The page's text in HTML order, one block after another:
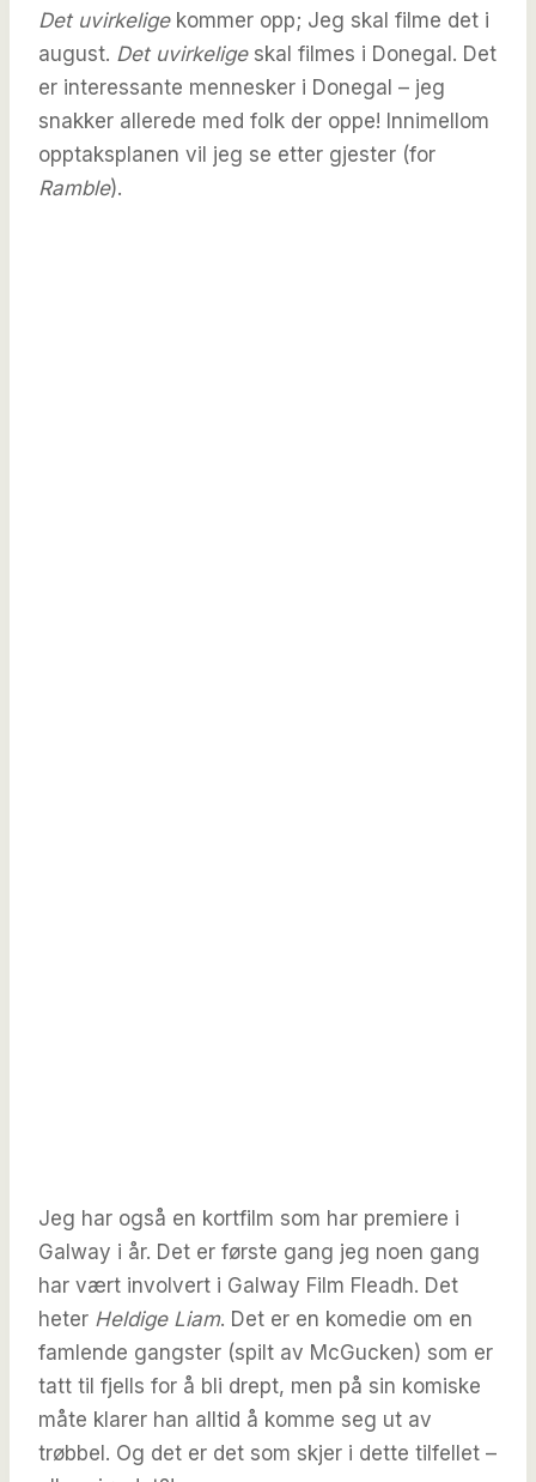
Det uvirkeligekommer opp; Jeg skal filme det i
august. Det uvirkeligeskal filmes i Donegal. Det
er interessante mennesker i Donegal – jeg
snakker allerede med folk der oppe! Innimellom
opptaksplanen vil jeg se etter gjester (for
Ramble).
Jeg har også en kortfilm som har premiere i
Galway i år. Det er første gang jeg noen gang
har vært involvert i Galway Film Fleadh. Det
heter Heldige Liam. Det er en komedie om en
famlende gangster (spilt av McGucken) som er
tatt til fjells for å bli drept, men på sin komiske
måte klarer han alltid å komme seg ut av
trøbbel. Og det er det som skjer i dette tilfellet –